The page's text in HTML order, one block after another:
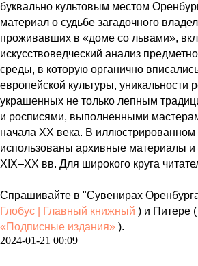
буквально культовым местом
материал о судьбе загадочного
проживавших в «доме со львами»,
искусствоведческий анализ
среды, в которую органично
европейской культуры, уникальности
украшенных не только лепным
и росписями, выполненными
начала XX века. В иллюстрированном
использованы архивные материалы
XIX–XX вв. Для широкого круга
Спрашивайте в "Сувенирах
Глобус | Главный книжный ) и Питере (
«Подписные издания» ).
2024-01-21 00:09